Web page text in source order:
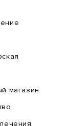
магазин